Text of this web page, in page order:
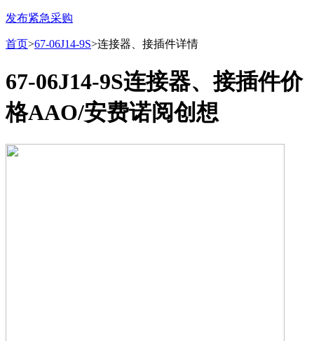
发布紧急采购
首页>67-06J14-9S>连接器、接插件详情
67-06J14-9S连接器、接插件价
格AAO/安费诺阅创想